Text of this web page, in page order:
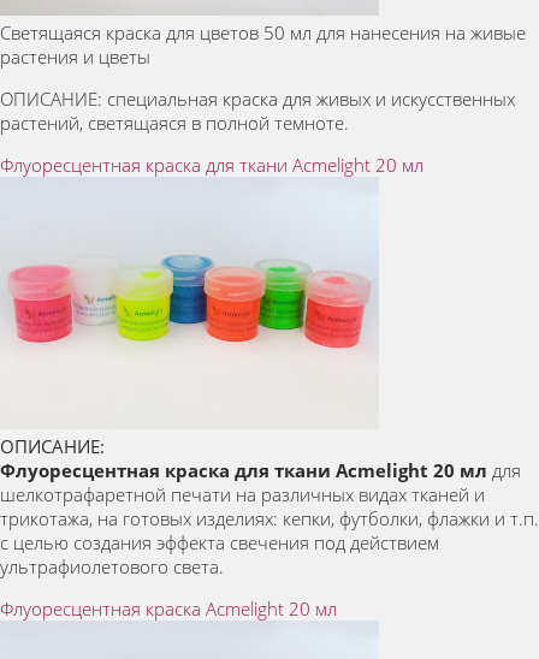
Светящаяся краска для цветов 50 мл для нанесения на живые
растения и цветы
ОПИСАНИЕ: специальная краска для живых и искусственных
растений, светящаяся в полной темноте.
Флуоресцентная краска для ткани Acmelight 20 мл
ОПИСАНИЕ:
Флуоресцентная краска для ткани Acmelight 20 мл для
шелкотрафаретной печати на различных видах тканей и
трикотажа, на готовых изделиях: кепки, футболки, флажки и т.п.
с целью создания эффекта свечения под действием
ультрафиолетового света.
Флуоресцентная краска Acmelight 20 мл